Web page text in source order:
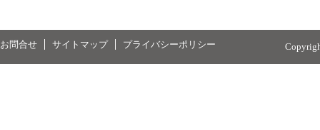
お問合せ サイトマップ プライバシーポリシー